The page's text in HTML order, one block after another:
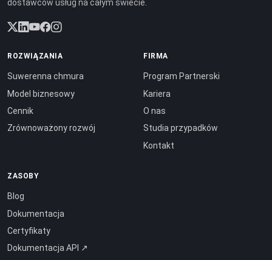
dostawców usług na całym świecie.
ROZWIĄZANIA
Suwerenna chmura
Model biznesowy
Cennik
Zrównoważony rozwój
FIRMA
Program Partnerski
Kariera
O nas
Studia przypadków
Kontakt
ZASOBY
Blog
Dokumentacja
Certyfikaty
Dokumentacja API ↗